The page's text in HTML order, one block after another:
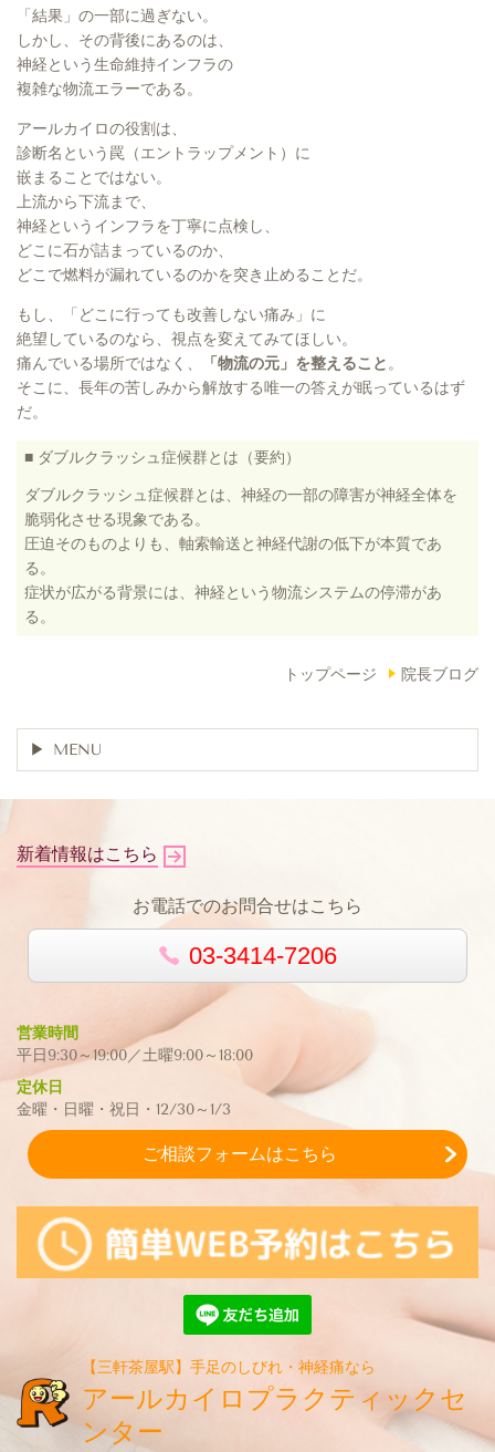
「結果」の一部に過ぎない。
しかし、その背後にあるのは、
神経という生命維持インフラの
複雑な物流エラーである。
アールカイロの役割は、
診断名という罠（エントラップメント）に
嵌まることではない。
上流から下流まで、
神経というインフラを丁寧に点検し、
どこに石が詰まっているのか、
どこで燃料が漏れているのかを突き止めることだ。
もし、「どこに行っても改善しない痛み」に
絶望しているのなら、 視点を変えてみてほしい。
痛んでいる場所ではなく、
「物流の元」を整えること 。
そこに、長年の苦しみから解放する唯一の答えが眠っているはず
だ。
■ ダブルクラッシュ症候群とは（要約）
ダブルクラッシュ症候群とは、神経の一部の障害が神経全体を
脆弱化させる現象である。
圧迫そのものよりも、軸索輸送と神経代謝の低下が本質であ
る。
症状が広がる背景には、神経という物流システムの停滞があ
る。
トップページ 院長ブログ
MENU
新着情報はこちら
お電話でのお問合せはこちら
03-3414-7206
営業時間
平日9:30～19:00／土曜9:00～18:00
定休日
金曜・日曜・祝日・12/30～1/3
ご相談フォームはこちら
【三軒茶屋駅】手足のしびれ・神経痛なら
アールカイロプラクティックセ
ンター